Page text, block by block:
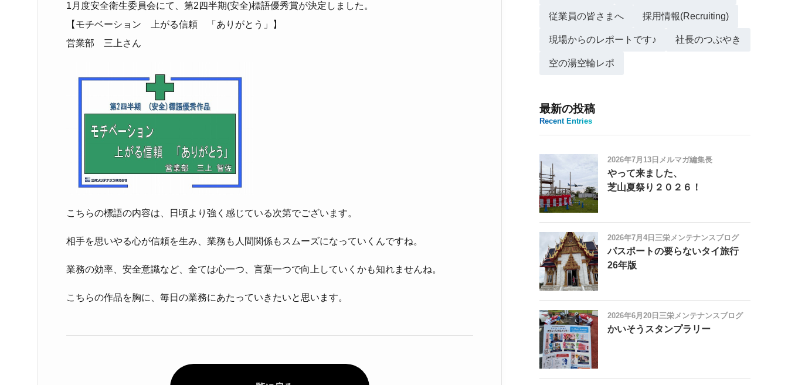
1月度安全衛生委員会にて、第2四半期(安全)標語優秀賞が決定しました。
【モチベーション 上がる信頼 「ありがとう」】
営業部 三上さん
こちらの標語の内容は、日頃より強く感じている次第でございます。
相手を思いやる心が信頼を生み、業務も人間関係もスムーズになっていくんですね。
業務の効率、安全意識など、全ては心一つ、言葉一つで向上していくかも知れませんね。
こちらの作品を胸に、毎日の業務にあたっていきたいと思います。
従業員の皆さまへ 採用情報(Recruiting)
現場からのレポートです♪ 社長のつぶやき
空の湯空輪レポ
最新の投稿
Recent Entries
2026年7月13日 メルマガ編集長
やって来ました、
芝山夏祭り２０２６！
2026年7月4日 三栄メンテナンスブログ
パスポートの要らないタイ旅行
26年版
2026年6月20日 三栄メンテナンスブログ
かいそうスタンプラリー